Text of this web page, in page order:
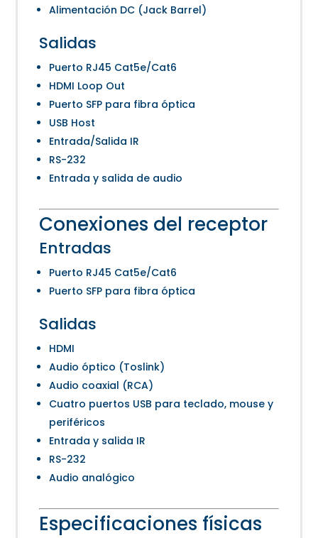
Alimentación DC (Jack Barrel)
Salidas
Puerto RJ45 Cat5e/Cat6
HDMI Loop Out
Puerto SFP para fibra óptica
USB Host
Entrada/Salida IR
RS-232
Entrada y salida de audio
Conexiones del receptor
Entradas
Puerto RJ45 Cat5e/Cat6
Puerto SFP para fibra óptica
Salidas
HDMI
Audio óptico (Toslink)
Audio coaxial (RCA)
Cuatro puertos USB para teclado, mouse y
periféricos
Entrada y salida IR
RS-232
Audio analógico
Especificaciones físicas